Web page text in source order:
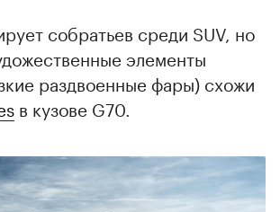
собратьев среди SUV, но
элементы
раздвоенные фары) схожи
в кузове G70.